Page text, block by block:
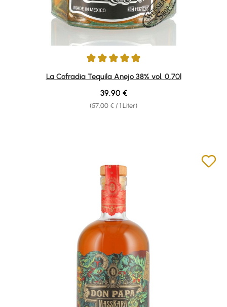
Durchschnittliche Bewertung von 5 von 5 Sternen
La Cofradia Tequila Anejo 38% vol. 0,70l
(57,00 € / 1 Liter)
Regulärer Preis:
39,90 €